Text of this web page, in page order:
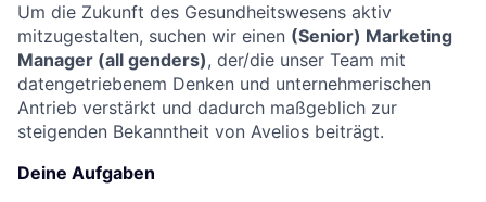
Um die Zukunft des Gesundheitswesens aktiv
mitzugestalten, suchen wir einen (Senior) Marketing
Manager (all genders), der/die unser Team mit
datengetriebenem Denken und unternehmerischen
Antrieb verstärkt und dadurch maßgeblich zur
steigenden Bekanntheit von Avelios beiträgt.
Deine Aufgaben